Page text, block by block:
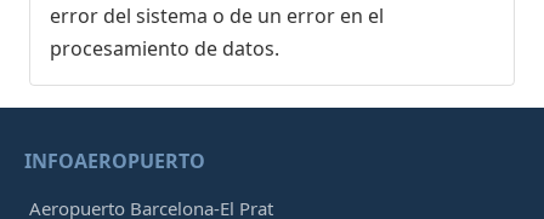
error del sistema o de un error en el
procesamiento de datos.
INFOAEROPUERTO
Aeropuerto Barcelona-El Prat